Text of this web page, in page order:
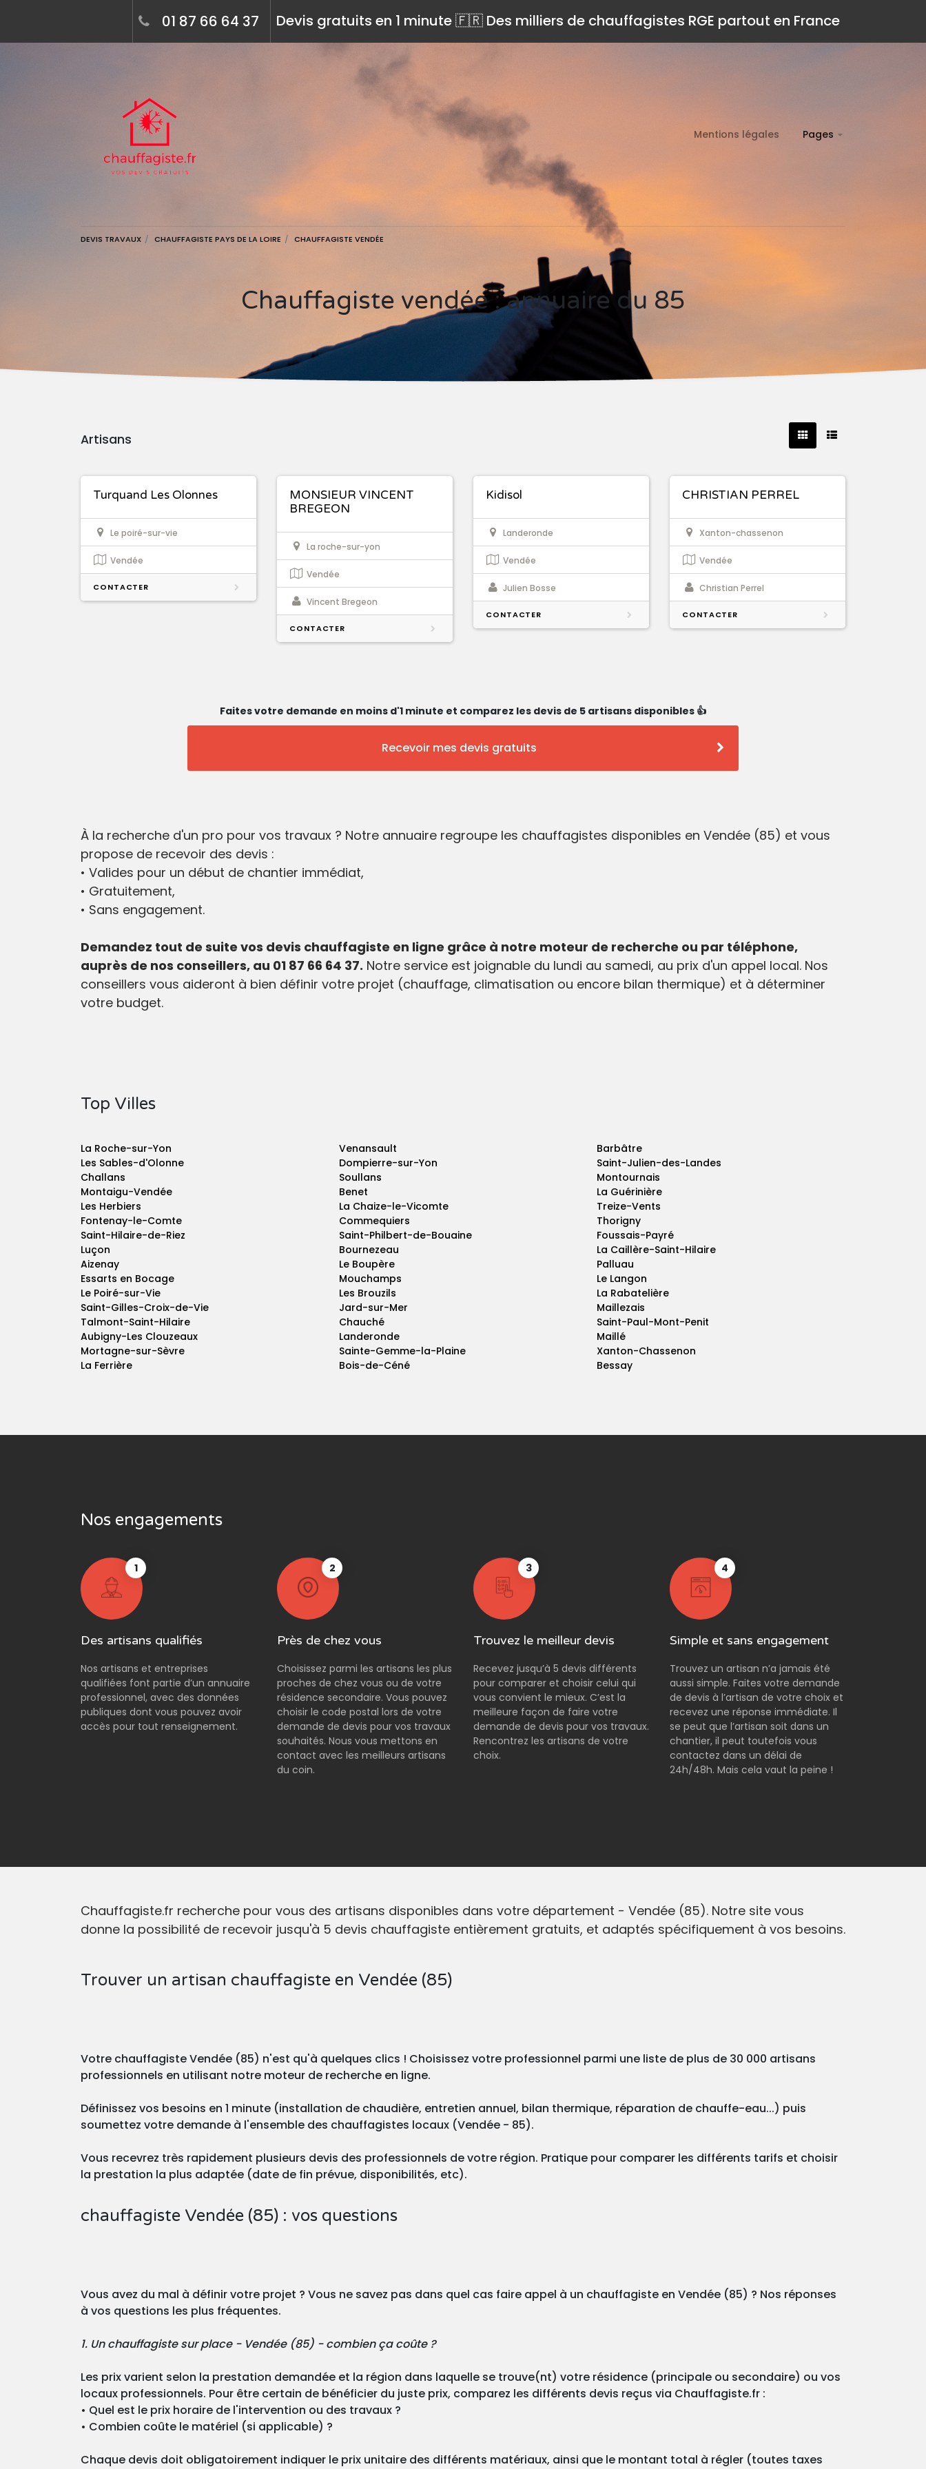
Devis gratuits en 1 minute 🇫🇷 Des milliers de chauffagistes RGE partout en France
01 87 66 64 37
Mentions légales Pages
DEVIS TRAVAUX CHAUFFAGISTE PAYS DE LA LOIRE CHAUFFAGISTE VENDÉE
Chauffagiste vendée : annuaire du 85
Artisans
Turquand Les Olonnes
Le poiré-sur-vie
Vendée
CONTACTER
MONSIEUR VINCENT
BREGEON
La roche-sur-yon
Vendée
Vincent Bregeon
CONTACTER
Kidisol
Landeronde
Vendée
Julien Bosse
CONTACTER
CHRISTIAN PERREL
Xanton-chassenon
Vendée
Christian Perrel
CONTACTER
Faites votre demande en moins d'1 minute et comparez les devis de 5 artisans disponibles 👍
Recevoir mes devis gratuits
À la recherche d'un pro pour vos travaux ? Notre annuaire regroupe les chauffagistes disponibles en Vendée (85) et vous
propose de recevoir des devis :
• Valides pour un début de chantier immédiat,
• Gratuitement,
• Sans engagement.
Demandez tout de suite vos devis chauffagiste en ligne grâce à notre moteur de recherche ou par téléphone,
auprès de nos conseillers, au 01 87 66 64 37. Notre service est joignable du lundi au samedi, au prix d'un appel local. Nos
conseillers vous aideront à bien définir votre projet (chauffage, climatisation ou encore bilan thermique) et à déterminer
votre budget.
Top Villes
La Roche-sur-Yon
Les Sables-d'Olonne
Challans
Montaigu-Vendée
Les Herbiers
Fontenay-le-Comte
Saint-Hilaire-de-Riez
Luçon
Aizenay
Essarts en Bocage
Le Poiré-sur-Vie
Saint-Gilles-Croix-de-Vie
Talmont-Saint-Hilaire
Aubigny-Les Clouzeaux
Mortagne-sur-Sèvre
La Ferrière
Venansault
Dompierre-sur-Yon
Soullans
Benet
La Chaize-le-Vicomte
Commequiers
Saint-Philbert-de-Bouaine
Bournezeau
Le Boupère
Mouchamps
Les Brouzils
Jard-sur-Mer
Chauché
Landeronde
Sainte-Gemme-la-Plaine
Bois-de-Céné
Barbâtre
Saint-Julien-des-Landes
Montournais
La Guérinière
Treize-Vents
Thorigny
Foussais-Payré
La Caillère-Saint-Hilaire
Palluau
Le Langon
La Rabatelière
Maillezais
Saint-Paul-Mont-Penit
Maillé
Xanton-Chassenon
Bessay
Nos engagements
1
Des artisans qualifiés
Nos artisans et entreprises
qualifiées font partie d’un annuaire
professionnel, avec des données
publiques dont vous pouvez avoir
accès pour tout renseignement.
2
Près de chez vous
Choisissez parmi les artisans les plus
proches de chez vous ou de votre
résidence secondaire. Vous pouvez
choisir le code postal lors de votre
demande de devis pour vos travaux
souhaités. Nous vous mettons en
contact avec les meilleurs artisans
du coin.
3
Trouvez le meilleur devis
Recevez jusqu’à 5 devis différents
pour comparer et choisir celui qui
vous convient le mieux. C’est la
meilleure façon de faire votre
demande de devis pour vos travaux.
Rencontrez les artisans de votre
choix.
4
Simple et sans engagement
Trouvez un artisan n’a jamais été
aussi simple. Faites votre demande
de devis à l’artisan de votre choix et
recevez une réponse immédiate. Il
se peut que l’artisan soit dans un
chantier, il peut toutefois vous
contactez dans un délai de
24h/48h. Mais cela vaut la peine !
Chauffagiste.fr recherche pour vous des artisans disponibles dans votre département - Vendée (85). Notre site vous
donne la possibilité de recevoir jusqu'à 5 devis chauffagiste entièrement gratuits, et adaptés spécifiquement à vos besoins.
Trouver un artisan chauffagiste en Vendée (85)
Votre chauffagiste Vendée (85) n'est qu'à quelques clics ! Choisissez votre professionnel parmi une liste de plus de 30 000 artisans
professionnels en utilisant notre moteur de recherche en ligne.
Définissez vos besoins en 1 minute (installation de chaudière, entretien annuel, bilan thermique, réparation de chauffe-eau...) puis
soumettez votre demande à l'ensemble des chauffagistes locaux (Vendée - 85).
Vous recevrez très rapidement plusieurs devis des professionnels de votre région. Pratique pour comparer les différents tarifs et choisir
la prestation la plus adaptée (date de fin prévue, disponibilités, etc).
chauffagiste Vendée (85) : vos questions
Vous avez du mal à définir votre projet ? Vous ne savez pas dans quel cas faire appel à un chauffagiste en Vendée (85) ? Nos réponses
à vos questions les plus fréquentes.
1. Un chauffagiste sur place - Vendée (85) - combien ça coûte ?
Les prix varient selon la prestation demandée et la région dans laquelle se trouve(nt) votre résidence (principale ou secondaire) ou vos
locaux professionnels. Pour être certain de bénéficier du juste prix, comparez les différents devis reçus via Chauffagiste.fr :
• Quel est le prix horaire de l'intervention ou des travaux ?
• Combien coûte le matériel (si applicable) ?
Chaque devis doit obligatoirement indiquer le prix unitaire des différents matériaux, ainsi que le montant total à régler (toutes taxes